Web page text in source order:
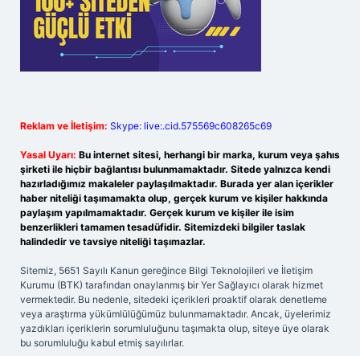
Reklam ve İletişim: Skype: live:.cid.575569c608265c69
Yasal Uyarı: Bu internet sitesi, herhangi bir marka, kurum veya şahıs
şirketi ile hiçbir bağlantısı bulunmamaktadır. Sitede yalnızca kendi
hazırladığımız makaleler paylaşılmaktadır. Burada yer alan içerikler
haber niteliği taşımamakta olup, gerçek kurum ve kişiler hakkında
paylaşım yapılmamaktadır. Gerçek kurum ve kişiler ile isim
benzerlikleri tamamen tesadüfidir. Sitemizdeki bilgiler taslak
halindedir ve tavsiye niteliği taşımazlar.
Sitemiz, 5651 Sayılı Kanun gereğince Bilgi Teknolojileri ve İletişim
Kurumu (BTK) tarafından onaylanmış bir Yer Sağlayıcı olarak hizmet
vermektedir. Bu nedenle, sitedeki içerikleri proaktif olarak denetleme
veya araştırma yükümlülüğümüz bulunmamaktadır. Ancak, üyelerimiz
yazdıkları içeriklerin sorumluluğunu taşımakta olup, siteye üye olarak
bu sorumluluğu kabul etmiş sayılırlar.